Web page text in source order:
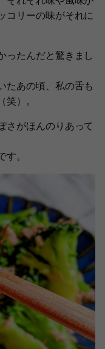
コリーの味がそれに
ったんだと驚きまし
たあの頃、私の舌も
）。
さがほんのりあって
。